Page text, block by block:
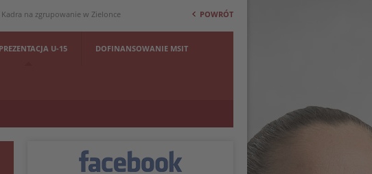
na zgrupowanie w Zielonce POWRÓT
U-15 DOFINANSOWANIE MSIT